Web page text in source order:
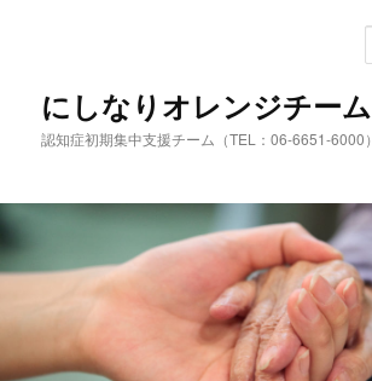
にしなりオレンジチーム
認知症初期集中支援チーム（TEL：06-6651-6000）